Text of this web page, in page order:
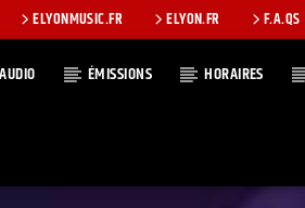
ELYONMUSIC.FR ELYON.FR F.A.QS
ÉMISSIONS HORAIRES